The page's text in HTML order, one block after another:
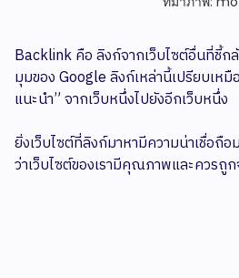
Backlink คือ ลิงก์จากเว็บไซต์อื่นที่ชี้กลั
มุมของ Google ลิงก์เหล่านี้เปรียบเหมื
แนะนำ” จากเว็บหนึ่งไปยังอีกเว็บหนึ่ง
ยิ่งเว็บไซต์ที่ลิงก์มาหามีความน่าเชื่อถือ
ว่าเว็บไซต์ของเรามีคุณภาพและควร